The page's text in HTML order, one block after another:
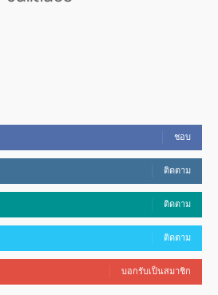
ชอบ
ติดตาม
ติดตาม
ติดตาม
บอกรับเป็นสมาชิก